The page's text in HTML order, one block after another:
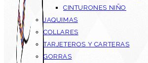
CINTURONES NIÑO
JAQUIMAS
COLLARES
TARJETEROS Y CARTERAS
GORRAS